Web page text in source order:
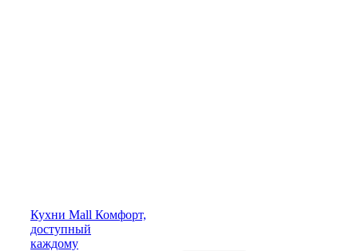
Кухни Mall Комфорт,
доступный
каждому